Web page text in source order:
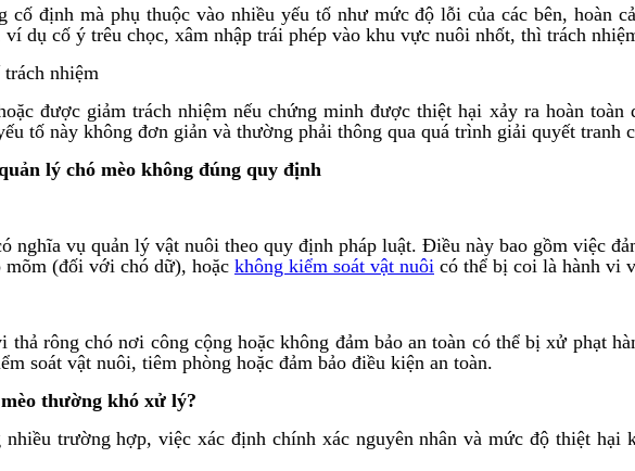
định mà phụ thuộc vào nhiều yếu tố như mức độ lỗi của các bên, hoàn
dụ cố ý trêu chọc, xâm nhập trái phép vào khu vực nuôi nhốt, thì trách
nhiệm
được giảm trách nhiệm nếu chứng minh được thiệt hại xảy ra hoàn
tố này không đơn giản và thường phải thông qua quá trình giải quyết tranh
lý chó mèo không đúng quy định
nghĩa vụ quản lý vật nuôi theo quy định pháp luật. Điều này bao gồm việc
mõm (đối với chó dữ), hoặc không kiểm soát vật nuôi có thể bị coi là hành vi
rông chó nơi công cộng hoặc không đảm bảo an toàn có thể bị xử phạt
soát vật nuôi, tiêm phòng hoặc đảm bảo điều kiện an toàn.
thường khó xử lý?
trường hợp, việc xác định chính xác nguyên nhân và mức độ thiệt hại